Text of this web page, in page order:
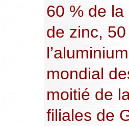
60 % de
de zinc,
mondial
moitié de
filiales de